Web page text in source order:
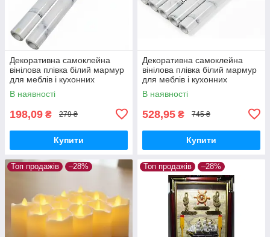
Декоративна самоклейна
вінілова плівка білий мармур
для меблів і кухонних
поверхонь, 2 м × 60 см, 2 шт.
В наявності
198,09 ₴ 279 ₴
Купити
Декоративна самоклейна
вінілова плівка білий мармур
для меблів і кухонних
поверхонь, 3 м × 60 см, 5 шт.
В наявності
528,95 ₴ 745 ₴
Купити
Топ продажів –28% Топ продажів –28%